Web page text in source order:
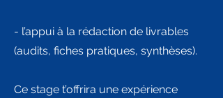
- l’appui à la rédaction de livrables
(audits, fiches pratiques, synthèses).
Ce stage t’offrira une expérience